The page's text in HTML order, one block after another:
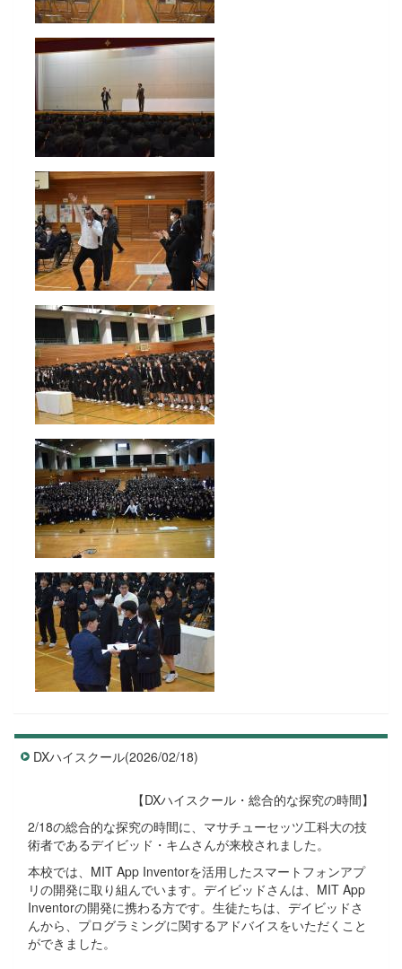
DXハイスクール(2026/02/18)
【DXハイスクール・総合的な探究の時間】
2/18の総合的な探究の時間に、マサチューセッツ工科大の技
術者であるデイビッド・キムさんが来校されました。
本校では、MIT App Inventorを活用したスマートフォンアプ
リの開発に取り組んでいます。デイビッドさんは、MIT App
Inventorの開発に携わる方です。生徒たちは、デイビッドさ
んから、プログラミングに関するアドバイスをいただくこと
ができました。